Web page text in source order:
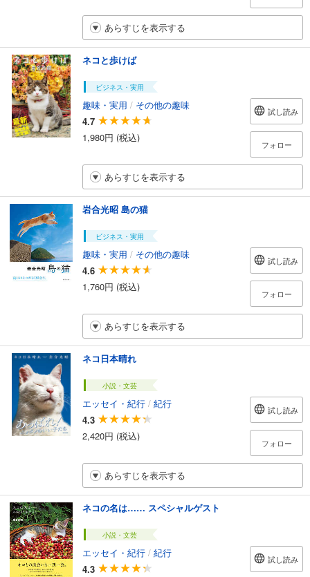
あらすじを表示する
ネコと歩けば
ビジネス・実用
趣味・実用 / その他の趣味
4.7
1,980円 (税込)
試し読み
フォロー
あらすじを表示する
岩合光昭 島の猫
ビジネス・実用
趣味・実用 / その他の趣味
4.6
1,760円 (税込)
試し読み
フォロー
あらすじを表示する
ネコ日本晴れ
小説・文芸
エッセイ・紀行 / 紀行
4.3
2,420円 (税込)
試し読み
フォロー
あらすじを表示する
ネコの名は…… スペシャルゲスト
小説・文芸
エッセイ・紀行 / 紀行
4.3
試し読み